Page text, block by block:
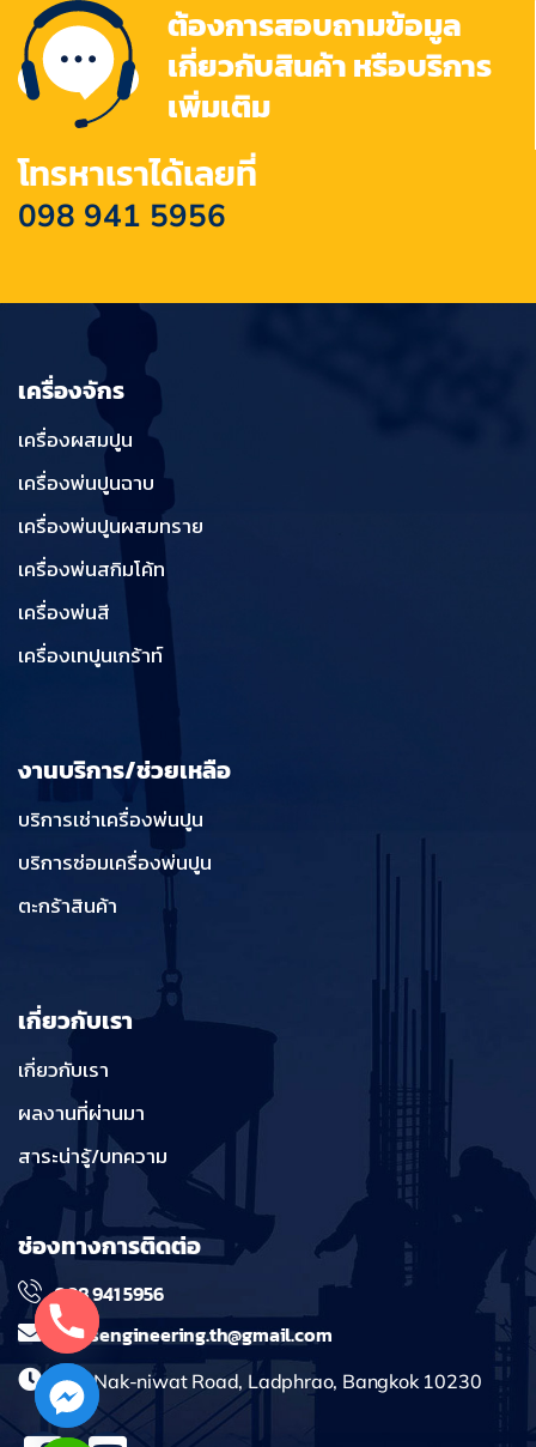
ต้องการสอบถามข้อมูล
เกี่ยวกับสินค้า หรือบริการ
เพิ่มเติม
โทรหาเราได้เลยที่
098 941 5956
เครื่องจักร
เครื่องผสมปูน
เครื่องพ่นปูนฉาบ
เครื่องพ่นปูนผสมทราย
เครื่องพ่นสกิมโค้ท
เครื่องพ่นสี
เครื่องเทปูนเกร้าท์
งานบริการ/ช่วยเหลือ
บริการเช่าเครื่องพ่นปูน
บริการซ่อมเครื่องพ่นปูน
ตะกร้าสินค้า
เกี่ยวกับเรา
เกี่ยวกับเรา
ผลงานที่ผ่านมา
สาระน่ารู้/บทความ
ช่องทางการติดต่อ
098 941 5956
massengineering.th@gmail.com
241 Nak-niwat Road, Ladphrao, Bangkok 10230